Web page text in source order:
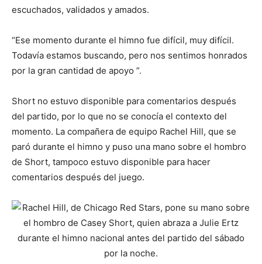
escuchados, validados y amados.
“Ese momento durante el himno fue difícil, muy difícil.
Todavía estamos buscando, pero nos sentimos honrados
por la gran cantidad de apoyo ”.
Short no estuvo disponible para comentarios después
del partido, por lo que no se conocía el contexto del
momento. La compañera de equipo Rachel Hill, que se
paró durante el himno y puso una mano sobre el hombro
de Short, tampoco estuvo disponible para hacer
comentarios después del juego.